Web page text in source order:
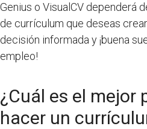
Genius o VisualCV dependerá
de currículum que deseas
decisión informada y ¡buena
empleo!
¿Cuál es el mejor
hacer un